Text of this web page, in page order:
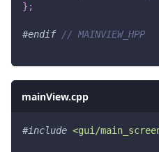
} ;
#endif // MAINVIEW_HPP
mainView.cpp
#include <gui/